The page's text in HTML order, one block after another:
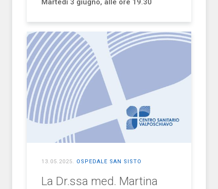
13.05.2025. OSPEDALE SAN SISTO
La Dr.ssa med. Martina